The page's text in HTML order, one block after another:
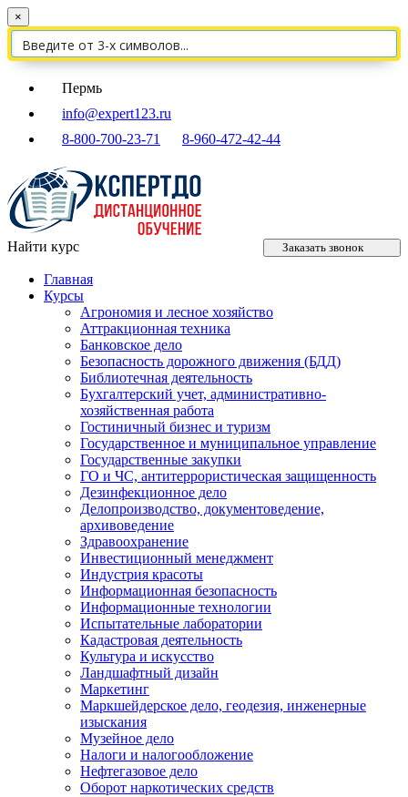
×
Пермь
info@expert123.ru
8-800-700-23-71
8-960-472-42-44
Найти курс Заказать звонок
Главная
Курсы
Агрономия и лесное хозяйство
Аттракционная техника
Банковское дело
Безопасность дорожного движения (БДД)
Библиотечная деятельность
Бухгалтерский учет, административно-
хозяйственная работа
Гостиничный бизнес и туризм
Государственное и муниципальное управление
Государственные закупки
ГО и ЧС, антитеррористическая защищенность
Дезинфекционное дело
Делопроизводство, документоведение,
архивоведение
Здравоохранение
Инвестиционный менеджмент
Индустрия красоты
Информационная безопасность
Информационные технологии
Испытательные лаборатории
Кадастровая деятельность
Культура и искусство
Ландшафтный дизайн
Маркетинг
Маркшейдерское дело, геодезия, инженерные
изыскания
Музейное дело
Налоги и налогообложение
Нефтегазовое дело
Оборот наркотических средств